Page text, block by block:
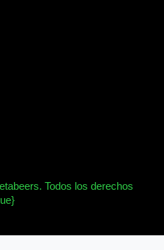
Todos los derechos